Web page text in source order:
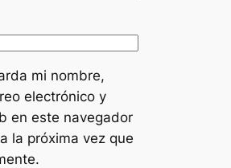
mi nombre,
electrónico y
en este navegador
la próxima vez que